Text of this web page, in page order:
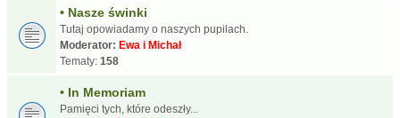
• Nasze świnki
Tutaj opowiadamy o naszych pupilach.
Moderator: Ewa i Michał
Tematy: 158
• In Memoriam
Pamięci tych, które odeszły...